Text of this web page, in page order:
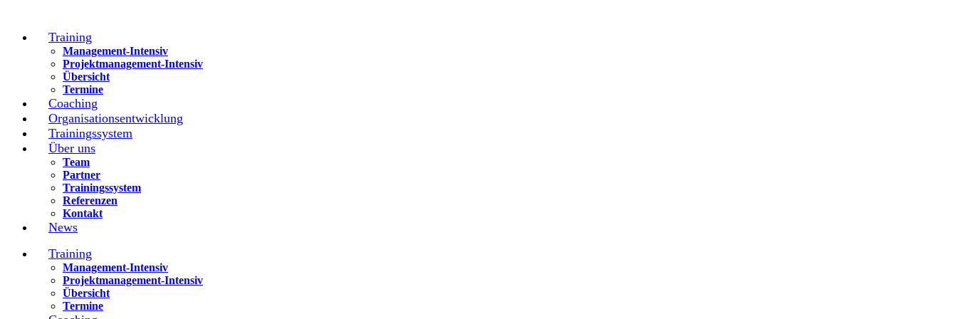
Training
Management-Intensiv
Projektmanagement-Intensiv
Übersicht
Termine
Coaching
Organisationsentwicklung
Trainingssystem
Über uns
Team
Partner
Trainingssystem
Referenzen
Kontakt
News
Training
Management-Intensiv
Projektmanagement-Intensiv
Übersicht
Termine